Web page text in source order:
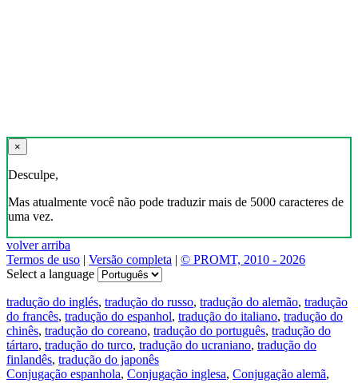
×
Desculpe,
Mas atualmente você não pode traduzir mais de 5000 caracteres de
uma vez.
volver arriba
Termos de uso | Versão completa | © PROMT, 2010 - 2026
Select a language
tradução do inglés, tradução do russo, tradução do alemão, tradução
do francês, tradução do espanhol, tradução do italiano, tradução do
chinês, tradução do coreano, tradução do português, tradução do
tártaro, tradução do turco, tradução do ucraniano, tradução do
finlandês, tradução do japonês
Conjugação espanhola, Conjugação inglesa, Conjugação alemã,